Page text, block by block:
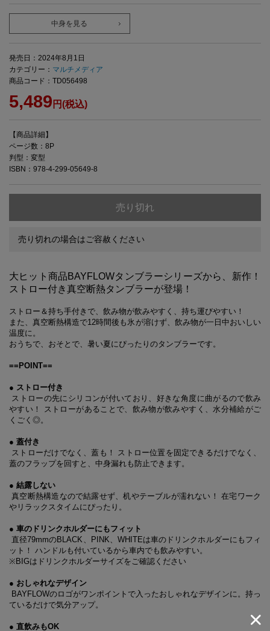
中身を見る
発売日：2024年8月1日
カテゴリー： マルチメディア
商品コード：TD056498
5,489 円(税込)
【商品詳細】
ページ数：8P
判型：変型
ISBN：978-4-299-05649-8
売り切れ
売り切れの場合はご容赦ください
大ヒット商品BAYFLOWタンブラーシリーズから、新作！
ストロー付き真空断熱タンブラーが登場！
ストロー＆持ち手付きで、飲み物が飲みやすく、持ち運びやすい！
また、真空断熱構造で12時間後も氷が溶けず、飲み物が一日中おいしい
温度に。
おうちで、おそとで、暑い夏にぴったりのタンブラーです。
==POINT==
● ストロー付き
ストローの先にシリコンが付いており、好きな角度に曲がるので飲み
やすい！ ストローがあることで、飲み物が飲みやすく、水分補給がご
くごく◎。
● 蓋付き
ストローだけでなく、蓋も！ ストロー位置を固定できるだけでなく、
蓋のフラップを回すと、中身漏れも防止できます。
● 結露しない
真空断熱構造なので結露せず、机やテーブルが濡れない！ 在宅ワーク
やリラックスタイムにぴったり。
● 車のドリンクホルダーにもフィット
直径79mmのBLACK、PINK、WHITEは車のドリンクホルダーにもフィ
ット！ ハンドルも付いているから車内でも飲みやすい。
※BIGはドリンクホルダーサイズをご確認ください
● おしゃれなデザイン
BAYFLOWのロゴがワンポイントで入ったおしゃれなデザインに。持っ
ているだけで気分アップ。
● 直飲みもOK